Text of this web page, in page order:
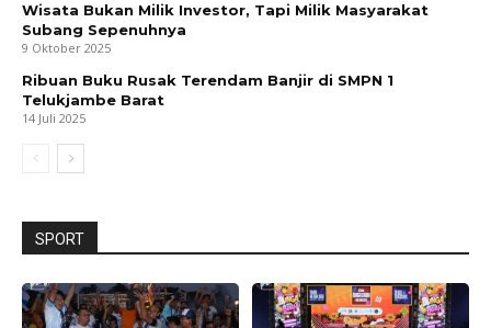
Wisata Bukan Milik Investor, Tapi Milik Masyarakat
Subang Sepenuhnya
9 Oktober 2025
Ribuan Buku Rusak Terendam Banjir di SMPN 1
Telukjambe Barat
14 Juli 2025
SPORT